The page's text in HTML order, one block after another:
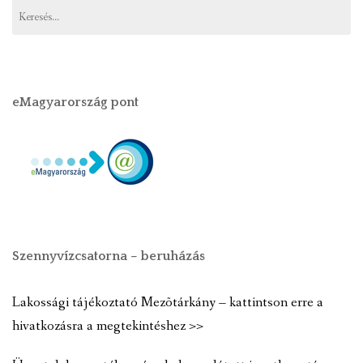
eMagyarország pont
Szennyvízcsatorna – beruházás
Lakossági tájékoztató Mezõtárkány – kattintson erre a
hivatkozásra a megtekintéshez >>